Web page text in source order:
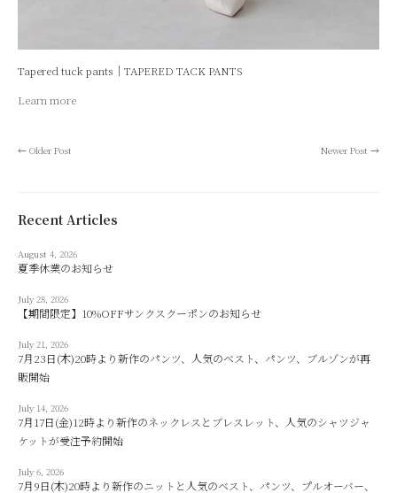
Tapered tuck pants｜TAPERED TACK PANTS
Learn more
← Older Post Newer Post →
Recent Articles
August 4, 2026
夏季休業のお知らせ
July 28, 2026
【期間限定】10%OFFサンクスクーポンのお知らせ
July 21, 2026
7月23日(木)20時より新作のパンツ、人気のベスト、パンツ、ブルゾンが再
販開始
July 14, 2026
7月17日(金)12時より新作のネックレスとブレスレット、人気のシャツジャ
ケットが受注予約開始
July 6, 2026
7月9日(木)20時より新作のニットと人気のベスト、パンツ、プルオーバー、